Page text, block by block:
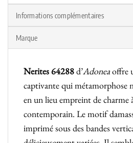
Informations complémentaires
Marque
Nerites 64288d’Adoneaoffre
captivante qui métamorphose
en un lieu empreint de charme
contemporain. Le motif
imprimé sous des bandes